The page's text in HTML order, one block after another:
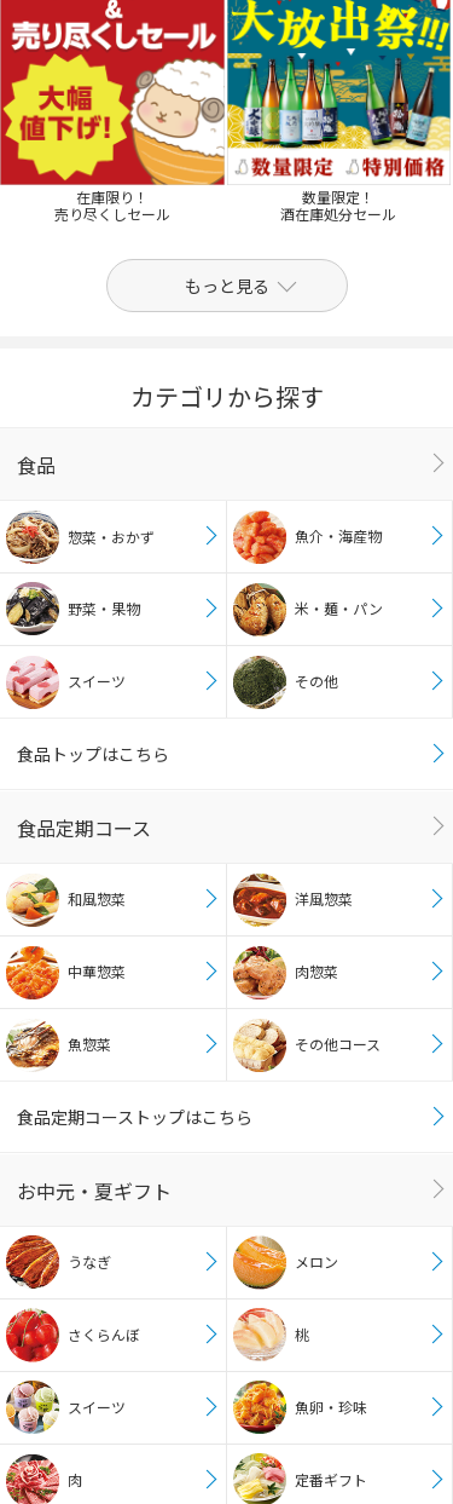
在庫限り！
売り尽くしセール
数量限定！
酒在庫処分セール
もっと見る
カテゴリから探す
食品
惣菜・おかず 魚介・海産物
野菜・果物 米・麺・パン
スイーツ その他
食品トップはこちら
食品定期コース
和風惣菜 洋風惣菜
中華惣菜 肉惣菜
魚惣菜 その他コース
食品定期コーストップはこちら
お中元・夏ギフト
うなぎ メロン
さくらんぼ 桃
スイーツ 魚卵・珍味
肉 定番ギフト